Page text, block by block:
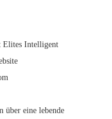
Elites Intelligent
über eine lebende